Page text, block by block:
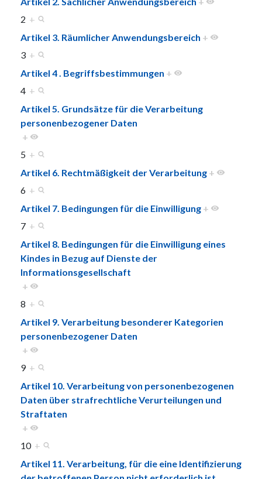
2 +
Artikel 3. Räumlicher Anwendungsbereich +
3 +
Artikel 4 . Begriffsbestimmungen +
4 +
Artikel 5. Grundsätze für die Verarbeitung
personenbezogener Daten
+
5 +
Artikel 6. Rechtmäßigkeit der Verarbeitung +
6 +
Artikel 7. Bedingungen für die Einwilligung +
7 +
Artikel 8. Bedingungen für die Einwilligung eines
Kindes in Bezug auf Dienste der
Informationsgesellschaft
+
8 +
Artikel 9. Verarbeitung besonderer Kategorien
personenbezogener Daten
+
9 +
Artikel 10. Verarbeitung von personenbezogenen
Daten über strafrechtliche Verurteilungen und
Straftaten
+
10 +
Artikel 11. Verarbeitung, für die eine Identifizierung